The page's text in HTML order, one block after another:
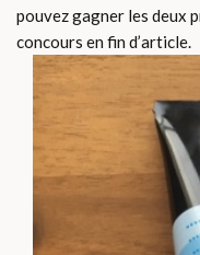
pouvez gagner les deux
concours en fin d’article.